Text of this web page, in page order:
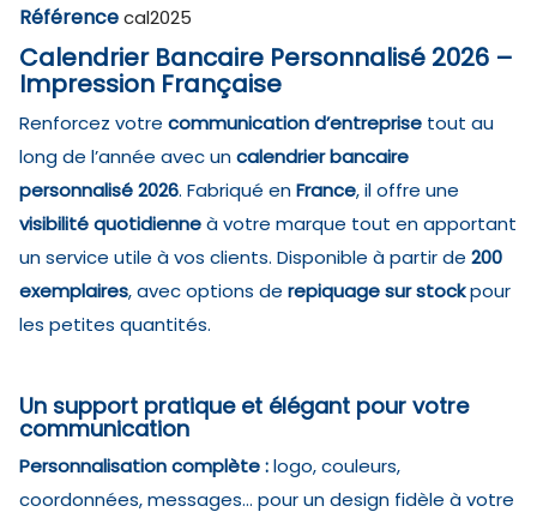
Référencecal2025
Calendrier Bancaire Personnalisé 2026 –
Impression Française
Renforcez votre communication d’entreprise tout au
long de l’année avec uncalendrier bancaire
personnalisé 2026. Fabriqué enFrance, il offre une
visibilité quotidienneà votre marque tout en apportant
un service utile à vos clients. Disponible à partir de 200
exemplaires, avec options de repiquage sur stockpour
les petites quantités.
Un support pratique et élégant pour votre
communication
Personnalisation complète :logo, couleurs,
coordonnées, messages… pour un design fidèle à votre